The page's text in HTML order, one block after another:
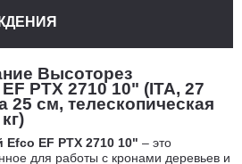
Высоторез
PTX 2710 10" (ITA, 27
25 см, телескопическая
EF PTX 2710 10" – это
для работы с кронами деревьев и